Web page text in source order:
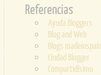
Referencias
Ayuda Bloggers
Blog and Web
Blogs madeinspain
Ciudad Blogger
Compartidísimo